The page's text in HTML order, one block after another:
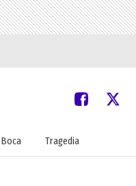
Boca Tragedia